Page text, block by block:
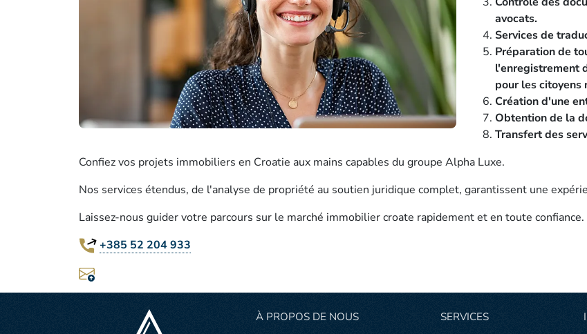
avocats.
Services de
Préparation de
l'enregistrement
pour les citoyens
Création d'une
Obtention de la
Transfert des
Confiez vos projets immobiliers en Croatie aux mains capables du groupe Alpha Luxe.
Nos services étendus, de l'analyse de propriété au soutien juridique complet, garantissent une
Laissez-nous guider votre parcours sur le marché immobilier croate rapidement et en toute confiance.
+385 52 204 933
À PROPOS DE NOUS
SERVICES